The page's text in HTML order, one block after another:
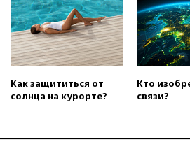
вчера, 19:45ISU
нейтральный
фигуристкам
Трусовой
впервые совершил
официальный
погибла во
Как защититься от
солнца на курорте?
Кто
связи?